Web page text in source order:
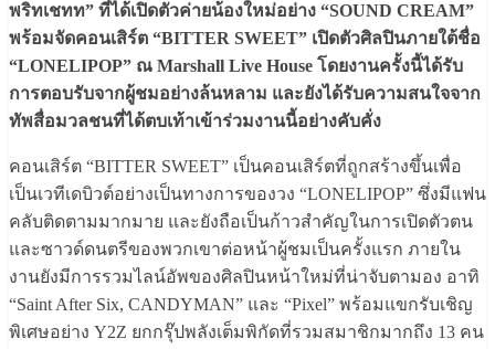
พริทเชทท” ที่ได้เปิดตัวค่ายน้องใหม่อย่าง “SOUND CREAM”
พร้อมจัดคอนเสิร์ต “BITTER SWEET” เปิดตัวศิลปินภายใต้ชื่อ
“LONELIPOP” ณ Marshall Live House โดยงานครั้งนี้ได้รับ
การตอบรับจากผู้ชมอย่างล้นหลาม และยังได้รับความสนใจจาก
ทัพสื่อมวลชนที่ได้ตบเท้าเข้าร่วมงานนี้อย่างคับคั่ง
คอนเสิร์ต “BITTER SWEET” เป็นคอนเสิร์ตที่ถูกสร้างขึ้นเพื่อ
เป็นเวทีเดบิวต์อย่างเป็นทางการของวง “LONELIPOP” ซึ่งมีแฟน
คลับติดตามมากมาย และยังถือเป็นก้าวสําคัญในการเปิดตัวตน
และซาวด์ดนตรีของพวกเขาต่อหน้าผู้ชมเป็นครั้งแรก ภายใน
งานยังมีการรวมไลน์อัพของศิลปินหน้าใหม่ที่น่าจับตามอง อาทิ
“Saint After Six, CANDYMAN” และ “Pixel” พร้อมแขกรับเชิญ
พิเศษอย่าง Y2Z ยกกรุ๊ปพลังเต็มพิกัดที่รวมสมาชิกมากถึง 13 คน